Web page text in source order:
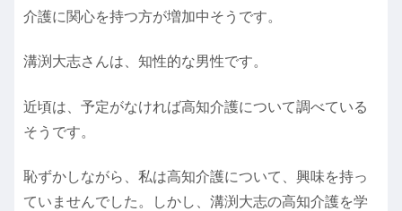
介護に関心を持つ方が増加中そうです。
溝渕大志さんは、知性的な男性です。
近頃は、予定がなければ高知介護について調べている
そうです。
恥ずかしながら、私は高知介護について、興味を持っ
ていませんでした。しかし、溝渕大志の高知介護を学